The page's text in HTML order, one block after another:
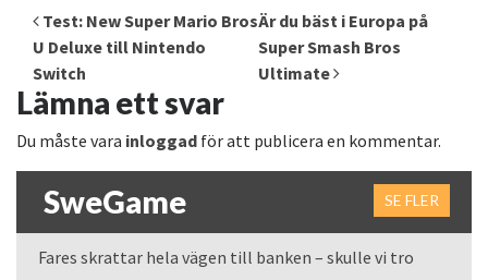
Inläggsnavigering
Test: New Super Mario Bros
U Deluxe till Nintendo
Switch
Är du bäst i Europa på
Super Smash Bros
Ultimate
Lämna ett svar
Du måste vara inloggad för att publicera en kommentar.
SweGame SE FLER
Fares skrattar hela vägen till banken – skulle vi tro